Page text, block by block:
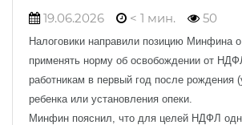
19.06.2026 < 1 мин. 50
Налоговики направили позицию Минфина
применять норму об освобождении от
работникам в первый год после рождения
ребенка или установления опеки.
Минфин пояснил, что для целей НДФЛ